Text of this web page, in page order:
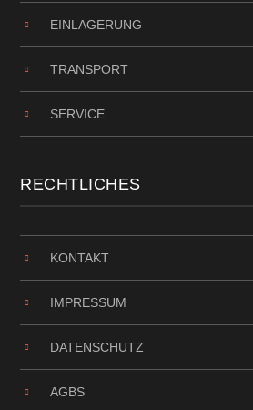
EINLAGERUNG
TRANSPORT
SERVICE
RECHTLICHES
KONTAKT
IMPRESSUM
DATENSCHUTZ
AGBS